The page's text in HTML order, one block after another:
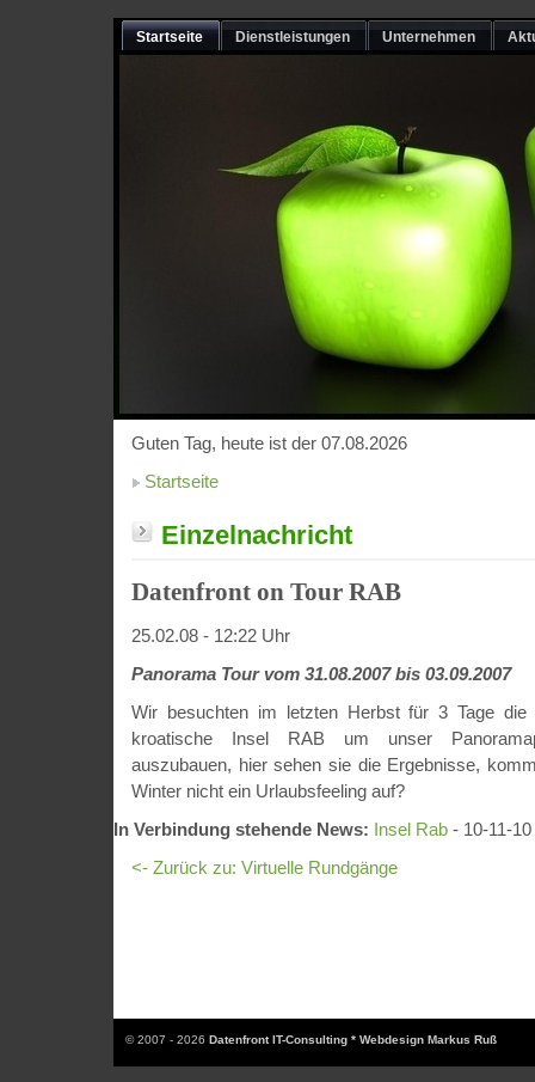
Startseite Dienstleistungen Unternehmen
Guten Tag, heute ist der 07.08.2026
Startseite
Einzelnachricht
Datenfront on Tour RAB
25.02.08 - 12:22 Uhr
Panorama Tour vom 31.08.2007 bis 03.09.2007
Wir besuchten im letzten Herbst für 3 Tage die
kroatische Insel RAB um unser
auszubauen, hier sehen sie die Ergebnisse,
Winter nicht ein Urlaubsfeeling auf?
In Verbindung stehende News: Insel Rab - 10-11-
<- Zurück zu: Virtuelle Rundgänge
© 2007 - 2026 Datenfront IT-Consulting * Webdesign Markus Ruß